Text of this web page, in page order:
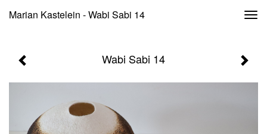
Marian Kastelein - Wabi Sabi 14
Wabi Sabi 14